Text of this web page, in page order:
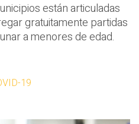
están articuladas
gratuitamente partidas
a menores de edad.
19